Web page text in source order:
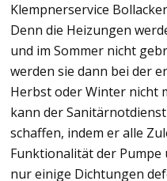
Klempnerservice
Denn die Heizungen
und im Sommer nicht
werden sie dann bei der
Herbst oder Winter nicht
kann der
schaffen, indem er alle
Funktionalität der
nur einige Dichtungen